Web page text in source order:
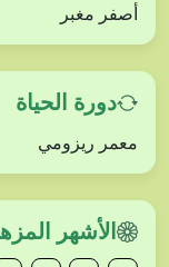
أصفر مغبر
دورة الحياة
معمر ريزومي
الأشهر